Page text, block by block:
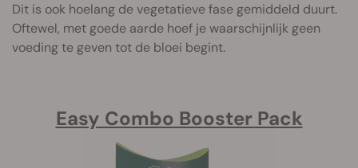
Dit is ook hoelang de vegetatieve fase gemiddeld duurt.
Oftewel, met goede aarde hoef je waarschijnlijk geen
voeding te geven tot de bloei begint.
Easy Combo Booster Pack